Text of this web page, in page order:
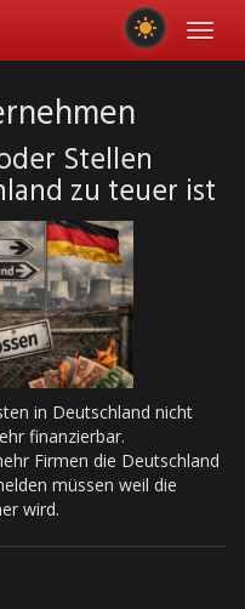
Stellen
zu teuer ist
in Deutschland nicht
finanzierbar.
Firmen die Deutschland
müssen weil die
wird.